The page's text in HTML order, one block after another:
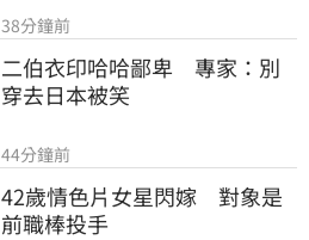
38分鐘前
二伯衣印哈哈鄙卑　專家：別
穿去日本被笑
44分鐘前
42歲情色片女星閃嫁　對象是
前職棒投手